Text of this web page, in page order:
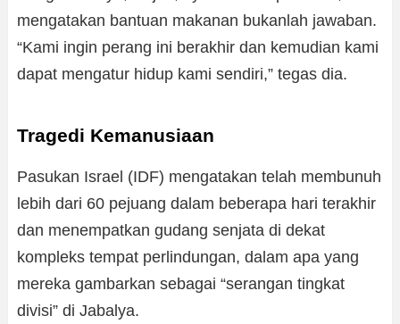
mengatakan bantuan makanan bukanlah jawaban.
“Kami ingin perang ini berakhir dan kemudian kami
dapat mengatur hidup kami sendiri,” tegas dia.
Tragedi Kemanusiaan
Pasukan Israel (IDF) mengatakan telah membunuh
lebih dari 60 pejuang dalam beberapa hari terakhir
dan menempatkan gudang senjata di dekat
kompleks tempat perlindungan, dalam apa yang
mereka gambarkan sebagai “serangan tingkat
divisi” di Jabalya.